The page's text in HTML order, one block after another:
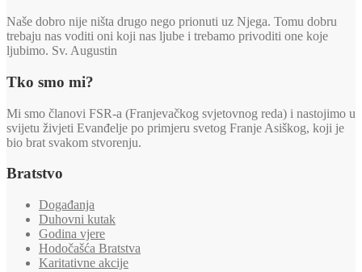
Naše dobro nije ništa drugo nego prionuti uz Njega. Tomu dobru
trebaju nas voditi oni koji nas ljube i trebamo privoditi one koje
ljubimo. Sv. Augustin
Tko smo mi?
Mi smo članovi FSR-a (Franjevačkog svjetovnog reda) i nastojimo u
svijetu živjeti Evanđelje po primjeru svetog Franje Asiškog, koji je
bio brat svakom stvorenju.
Bratstvo
Događanja
Duhovni kutak
Godina vjere
Hodočašća Bratstva
Karitativne akcije